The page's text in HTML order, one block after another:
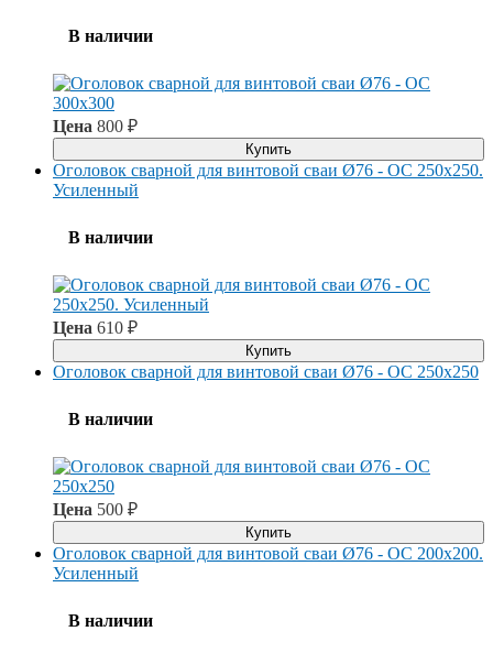
В наличии
Цена 800 ₽
Купить
Оголовок сварной для винтовой сваи Ø76 - ОС 250x250.
Усиленный
В наличии
Цена 610 ₽
Купить
Оголовок сварной для винтовой сваи Ø76 - ОС 250x250
В наличии
Цена 500 ₽
Купить
Оголовок сварной для винтовой сваи Ø76 - ОС 200x200.
Усиленный
В наличии